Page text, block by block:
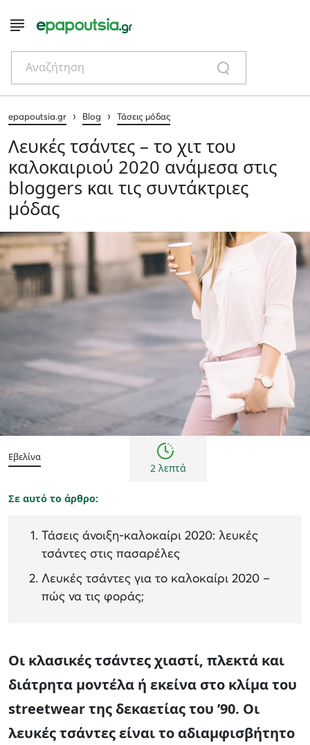
Αναζήτηση
epapoutsia.gr › Blog › Τάσεις μόδας
Λευκές τσάντες – το χιτ του
καλοκαιριού 2020 ανάμεσα στις
bloggers και τις συντάκτριες
μόδας
Τάσεις μόδας
Εβελίνα
2 λεπτά
Σε αυτό το άρθρο:
Τάσεις άνοιξη-καλοκαίρι 2020: λευκές
τσάντες στις πασαρέλες
Λευκές τσάντες για το καλοκαίρι 2020 –
πώς να τις φοράς;
Οι κλασικές τσάντες χιαστί, πλεκτά και
διάτρητα μοντέλα ή εκείνα στο κλίμα του
streetwear της δεκαετίας του ’90. Οι
λευκές τσάντες είναι το αδιαμφισβήτητο